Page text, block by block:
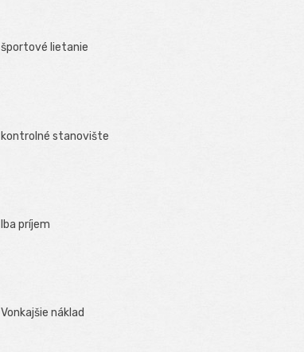
športové lietanie
kontrolné stanovište
Iba príjem
Vonkajšie náklad